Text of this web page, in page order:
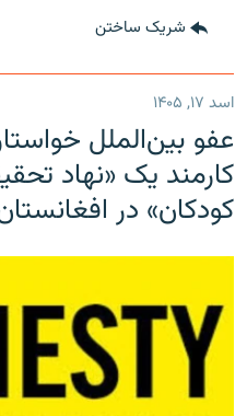
شریک ساختن
اسد ۱۷, ۱۴۰۵
عفو بین‌الملل
کارمند یک «نهاد
کودکان» در